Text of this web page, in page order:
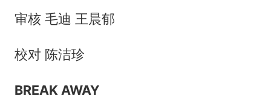
审核 毛迪 王晨郁
校对 陈洁珍
BREAK AWAY